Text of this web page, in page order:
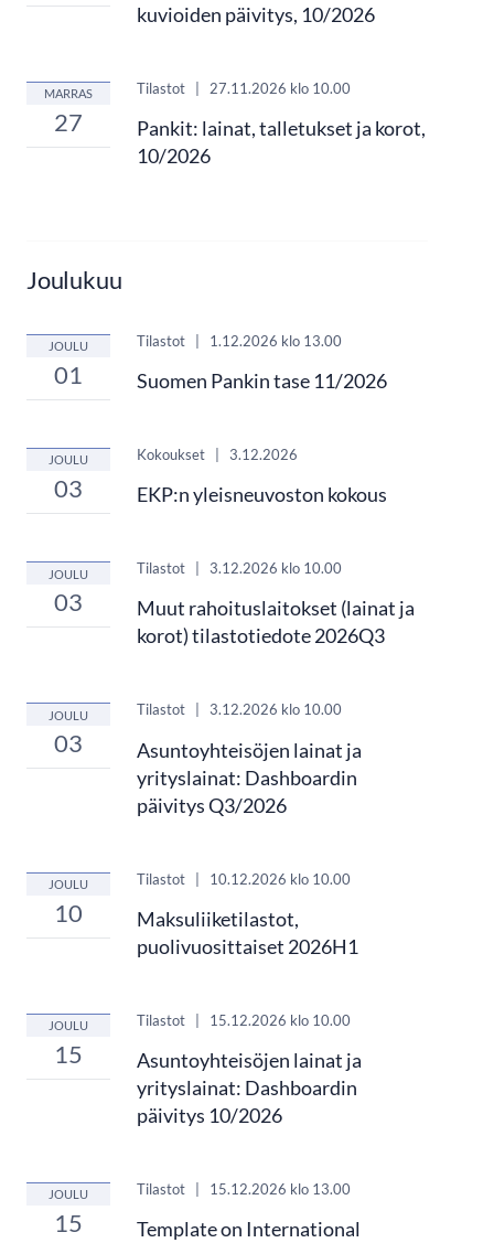
kuvioiden päivitys, 10/2026
MARRAS
27
Tilastot 27.11.2026 klo 10.00
Pankit: lainat, talletukset ja korot,
10/2026
Joulukuu
JOULU
01
Tilastot 1.12.2026 klo 13.00
Suomen Pankin tase 11/2026
JOULU
03
Kokoukset 3.12.2026
EKP:n yleisneuvoston kokous
JOULU
03
Tilastot 3.12.2026 klo 10.00
Muut rahoituslaitokset (lainat ja
korot) tilastotiedote 2026Q3
JOULU
03
Tilastot 3.12.2026 klo 10.00
Asuntoyhteisöjen lainat ja
yrityslainat: Dashboardin
päivitys Q3/2026
JOULU
10
Tilastot | 10.12.2026 klo 10.00
Maksuliiketilastot,
puolivuosittaiset 2026H1
JOULU
15
Tilastot 15.12.2026 klo 10.00
Asuntoyhteisöjen lainat ja
yrityslainat: Dashboardin
päivitys 10/2026
JOULU
15
Tilastot 15.12.2026 klo 13.00
Template on International